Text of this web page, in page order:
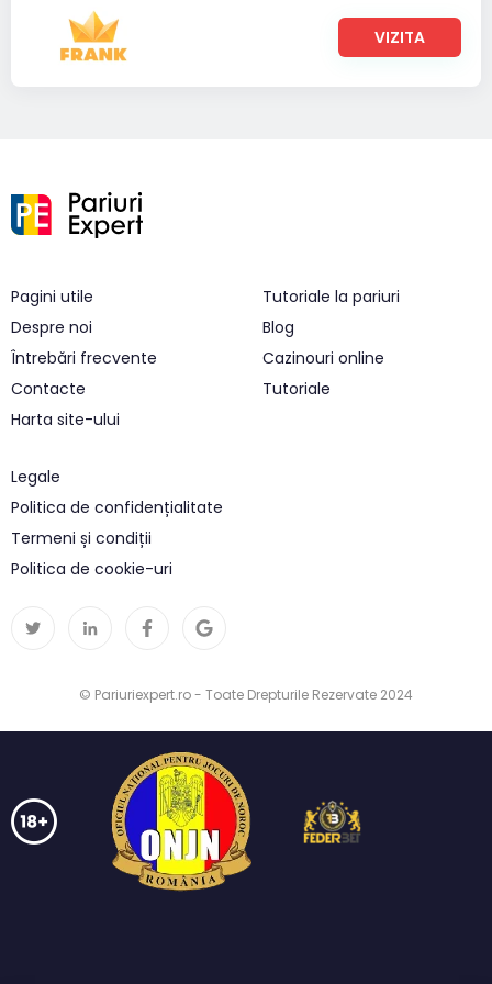
VIZITA
Pagini utile
Despre noi
Întrebări frecvente
Contacte
Harta site-ului
Tutoriale la pariuri
Blog
Cazinouri online
Tutoriale
Legale
Politica de confidențialitate
Termeni și condiții
Politica de cookie-uri
© Pariuriexpert.ro - Toate Drepturile Rezervate 2024